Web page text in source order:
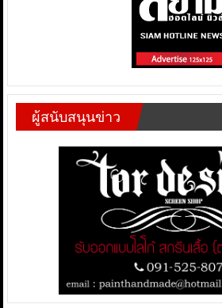
ผู้สนับสนุนข่าว